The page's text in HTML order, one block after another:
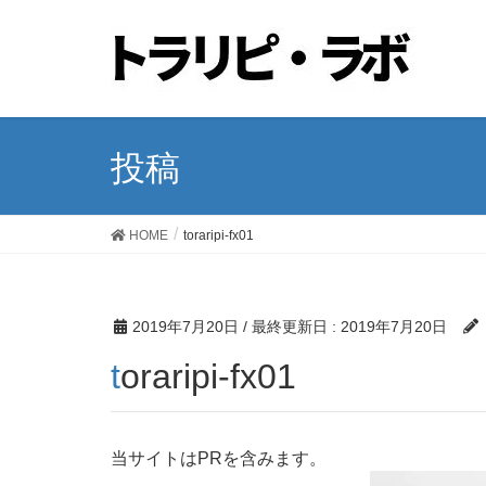
投稿
HOME toraripi-fx01
2019年7月20日 / 最終更新日 : 2019年7月20日
toraripi-fx01
当サイトはPRを含みます。